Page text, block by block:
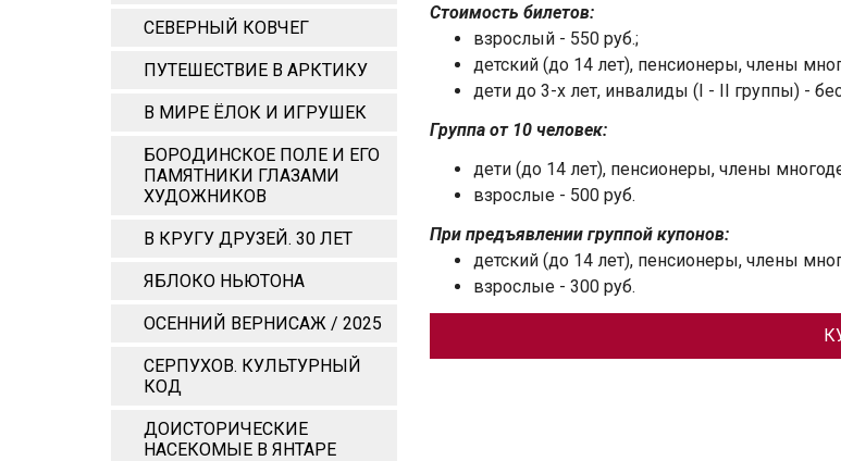
СЕВЕРНЫЙ КОВЧЕГ
ПУТЕШЕСТВИЕ В АРКТИКУ
В МИРЕ ЁЛОК И ИГРУШЕК
БОРОДИНСКОЕ ПОЛЕ И ЕГО
ПАМЯТНИКИ ГЛАЗАМИ
ХУДОЖНИКОВ
В КРУГУ ДРУЗЕЙ. 30 ЛЕТ
ЯБЛОКО НЬЮТОНА
ОСЕННИЙ ВЕРНИСАЖ / 2025
СЕРПУХОВ. КУЛЬТУРНЫЙ
КОД
ДОИСТОРИЧЕСКИЕ
НАСЕКОМЫЕ В ЯНТАРЕ
Стоимость билетов:
взрослый - 550 руб.;
детский (до 14 лет), пенсионеры, члены
дети до 3-х лет, инвалиды (I - II группы) -
Группа от 10 человек:
дети (до 14 лет), пенсионеры, члены
взрослые - 500 руб.
При предъявлении группой купонов:
детский (до 14 лет), пенсионеры, члены
взрослые - 300 руб.